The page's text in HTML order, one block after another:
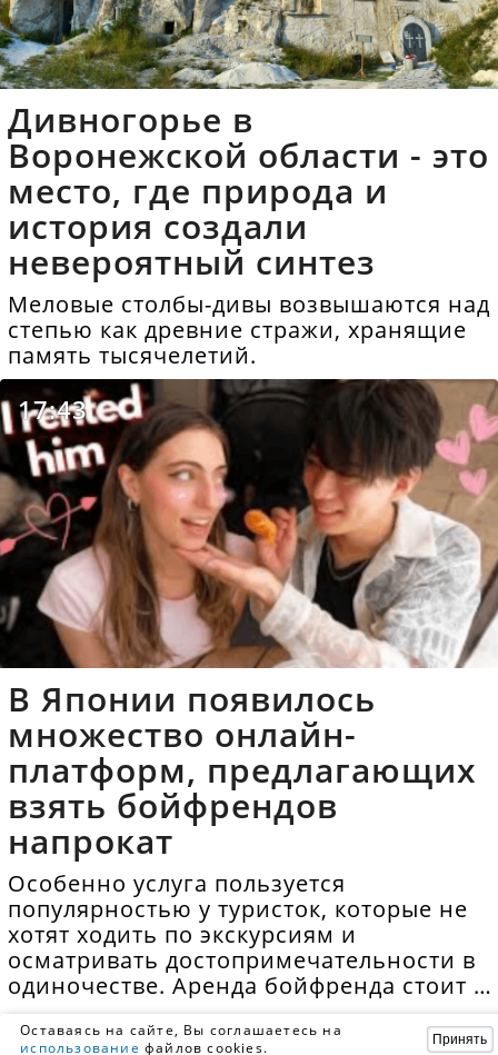
Дивногорье в
Воронежской области - это
место, где природа и
история создали
невероятный синтез
Меловые столбы-дивы возвышаются над
степью как древние стражи, хранящие
память тысячелетий.
17:43
В Японии появилось
множество онлайн-
платформ, предлагающих
взять бойфрендов
напрокат
Особенно услуга пользуется
популярностью у туристок, которые не
хотят ходить по экскурсиям и
осматривать достопримечательности в
одиночестве. Аренда бойфренда стоит в
Оставаясь на сайте, Вы соглашаетесь на
использование файлов cookies. Принять